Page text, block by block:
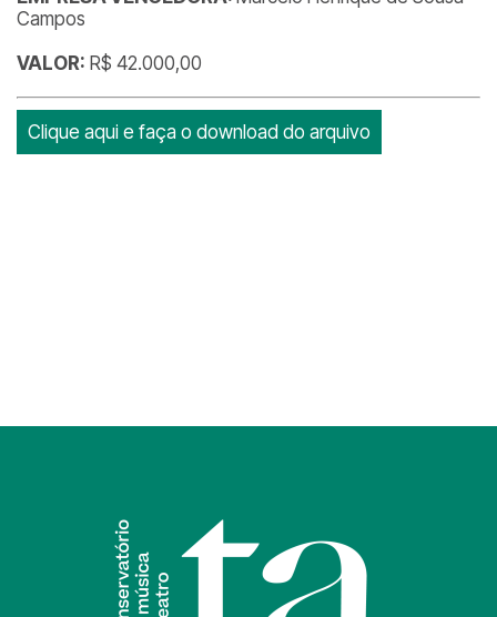
Campos
VALOR: R$ 42.000,00
Clique aqui e faça o download do arquivo